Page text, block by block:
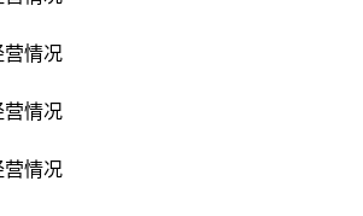
营情况
营情况
营情况